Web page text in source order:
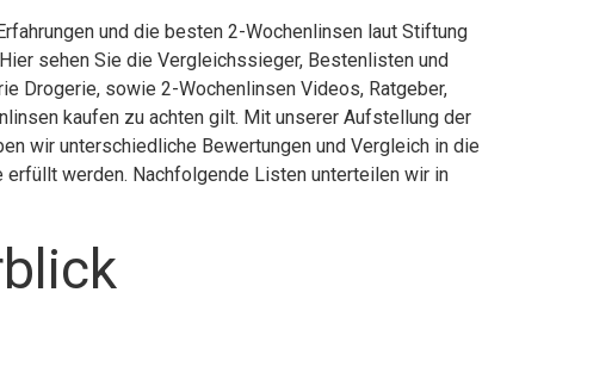
und die besten 2-Wochenlinsen laut Stiftung
sehen Sie die Vergleichssieger, Bestenlisten und
Drogerie, sowie 2-Wochenlinsen Videos, Ratgeber,
kaufen zu achten gilt. Mit unserer Aufstellung der
wir unterschiedliche Bewertungen und Vergleich in die
werden. Nachfolgende Listen unterteilen wir in